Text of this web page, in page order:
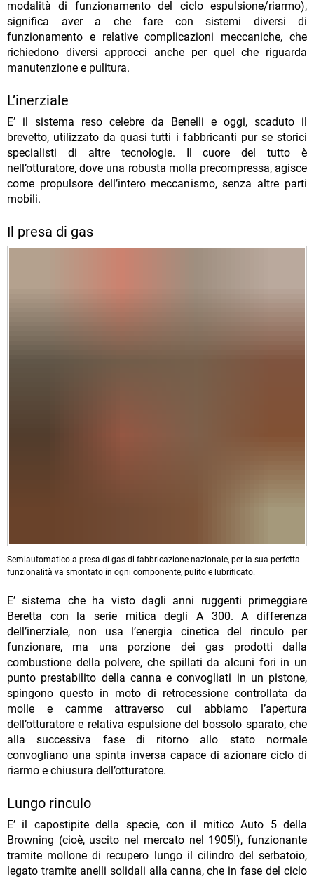
modalità di funzionamento del ciclo espulsione/riarmo),
significa aver a che fare con sistemi diversi di
funzionamento e relative complicazioni meccaniche, che
richiedono diversi approcci anche per quel che riguarda
manutenzione e pulitura.
L’inerziale
E’ il sistema reso celebre da Benelli e oggi, scaduto il
brevetto, utilizzato da quasi tutti i fabbricanti pur se storici
specialisti di altre tecnologie. Il cuore del tutto è
nell’otturatore, dove una robusta molla precompressa, agisce
come propulsore dell’intero meccanismo, senza altre parti
mobili.
Il presa di gas
Semiautomatico a presa di gas di fabbricazione nazionale, per la sua perfetta
funzionalità va smontato in ogni componente, pulito e lubrificato.
E’ sistema che ha visto dagli anni ruggenti primeggiare
Beretta con la serie mitica degli A 300. A differenza
dell’inerziale, non usa l’energia cinetica del rinculo per
funzionare, ma una porzione dei gas prodotti dalla
combustione della polvere, che spillati da alcuni fori in un
punto prestabilito della canna e convogliati in un pistone,
spingono questo in moto di retrocessione controllata da
molle e camme attraverso cui abbiamo l’apertura
dell’otturatore e relativa espulsione del bossolo sparato, che
alla successiva fase di ritorno allo stato normale
convogliano una spinta inversa capace di azionare ciclo di
riarmo e chiusura dell’otturatore.
Lungo rinculo
E’ il capostipite della specie, con il mitico Auto 5 della
Browning (cioè, uscito nel mercato nel 1905!), funzionante
tramite mollone di recupero lungo il cilindro del serbatoio,
legato tramite anelli solidali alla canna, che in fase del ciclo